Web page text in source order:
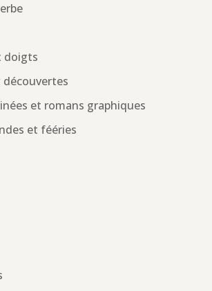
doigts
et romans graphiques
et fééries